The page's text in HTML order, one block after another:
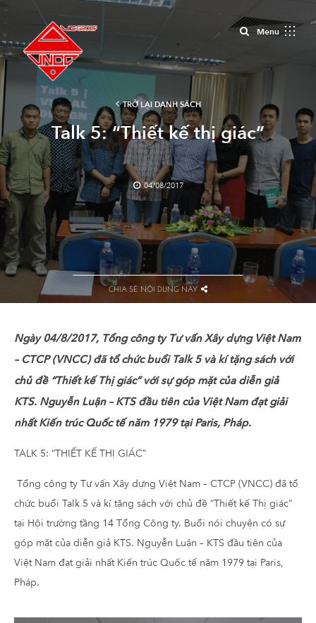
Menu
Close
TRỞ LẠI DANH SÁCH
Talk 5: “Thiết kế thị giác”
04/08/2017
CHIA SẺ NỘI DUNG NÀY
Ngày 04/8/2017, Tổng công ty Tư vấn Xây dựng Việt Nam
– CTCP (VNCC) đã tổ chức buổi Talk 5 và kí tặng sách với
chủ đề “Thiết kế Thị giác” với sự góp mặt của diễn giả
KTS. Nguyễn Luận – KTS đầu tiên của Việt Nam đạt giải
nhất Kiến trúc Quốc tế năm 1979 tại Paris, Pháp.
TALK 5: “THIẾT KẾ THỊ GIÁC”
Tổng công ty Tư vấn Xây dựng Việt Nam – CTCP (VNCC) đã tổ
chức buổi Talk 5 và kí tặng sách với chủ đề “Thiết kế Thị giác”
tại Hội trường tầng 14 Tổng Công ty. Buổi nói chuyện có sự
góp mặt của diễn giả KTS. Nguyễn Luận – KTS đầu tiên của
Việt Nam đạt giải nhất Kiến trúc Quốc tế năm 1979 tại Paris,
Pháp.